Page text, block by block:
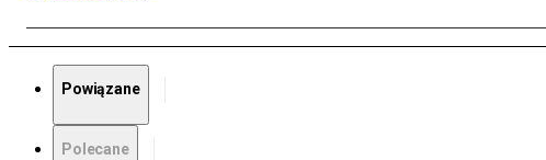
Powiązane
Polecane